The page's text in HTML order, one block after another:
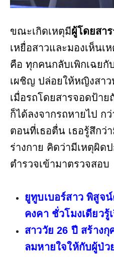
ขณะเกิดเหตุมีผู้โดยสาร
เหยื่อสาวและมองเห็น
คือ ทุกคนกลับเพิกเฉยกั
เผชิญ ปล่อยให้หญิงสาว
เมื่อรถโดยสารจอดป้า
ก็ได้ลงจากรถหายไป ก
ตอนที่เธอตื่น เธอรู้สึกว่
ร่างกาย คิดว่ามีเหตุผิด
ตำรวจเข้ามาตรวจสอบ
ยูทูบเบอร์สาว พิสูจ
คงคา ชั่วโมงเดียวรู้
สาววัย 26 ปี สร้าง
ลมหายใจให้กับผู้ป่ว